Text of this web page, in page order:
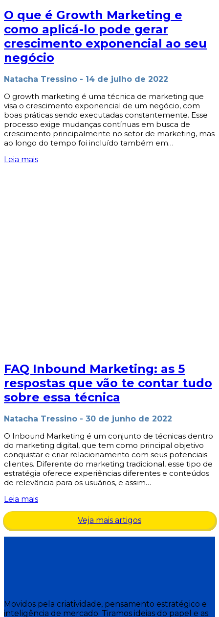
O que é Growth Marketing e
como aplicá-lo pode gerar
crescimento exponencial ao seu
negócio
Natacha Tressino - 14 de julho de 2022
O growth marketing é uma técnica de marketing que
visa o crescimento exponencial de um negócio, com
boas práticas sendo executadas constantemente. Esse
processo exige mudanças contínuas em busca de
crescimento principalmente no setor de marketing, mas
ao longo do tempo foi incluído também em…
Leia mais
FAQ Inbound Marketing: as 5
respostas que vão te contar tudo
sobre essa técnica
Natacha Tressino - 30 de junho de 2022
O Inbound Marketing é um conjunto de técnicas dentro
do marketing digital, que tem como principal objetivo
conquistar e criar relacionamento com seus potenciais
clientes. Diferente do marketing tradicional, esse tipo de
estratégia oferece experiências diferentes e conteúdos
de relevância para os usuários, e assim…
Leia mais
Veja mais artigos
Movidos pela criatividade, pensamento estratégico e
inteligência de mercado. Tiramos ideias do papel e as